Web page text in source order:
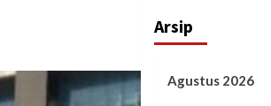
Arsip
Agustus 2026